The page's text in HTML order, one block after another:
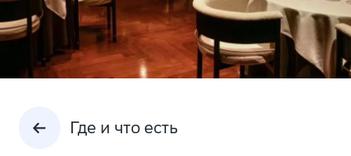
Где и что есть